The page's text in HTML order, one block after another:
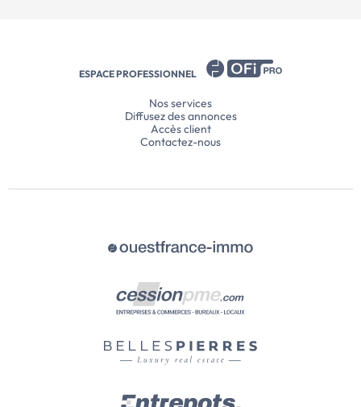
ESPACE PROFESSIONNEL
Nos services
Diffusez des annonces
Accès client
Contactez-nous